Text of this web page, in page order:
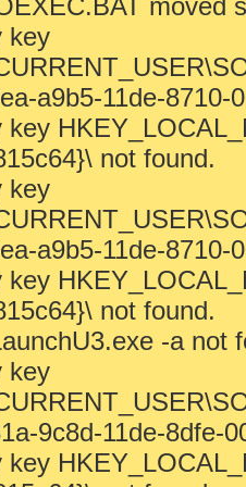
Files/Folders - Created
20:17:04 |
15:19:17 |
15:19:05 | 000,038,224
15:19:05 | 000,000,000
moved
key
a9b5-11de-8710-
key
not found.
key
a9b5-11de-8710-
key
not found.
-a not
key
9c8d-11de-8dfe-
key